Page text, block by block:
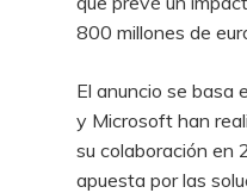
800 millones de
El anuncio se basa
y Microsoft han
su colaboración en
apuesta por las